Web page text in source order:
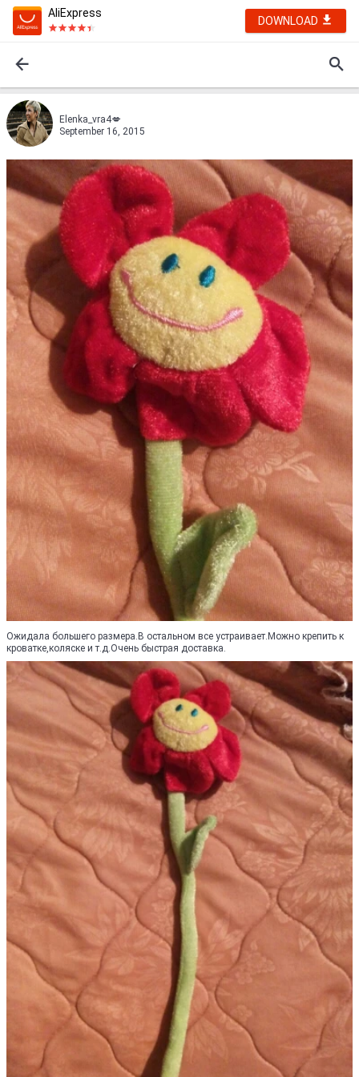
AliExpress
DOWNLOAD
Elenka_vra4💋
September 16, 2015
Ожидала большего размера.В остальном все устраивает.Можно крепить к
кроватке,коляске и т.д.Очень быстрая доставка.